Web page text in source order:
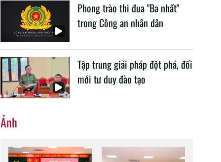
Phong trào thi đua "Ba nhất"
trong Công an nhân dân
Tập trung giải pháp đột phá, đổi
mới tư duy đào tạo
Ảnh